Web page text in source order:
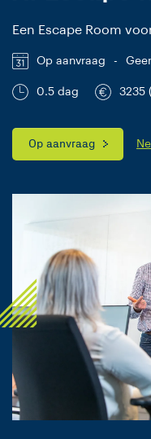
Een Escape Room
Op aanvraag -
0.5 dag 3235
Op aanvraag